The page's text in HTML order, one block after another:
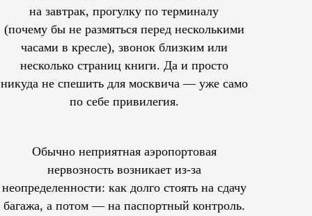
на завтрак, прогулку по терминалу
(почему бы не размяться перед несколькими
часами в кресле), звонок близким или
несколько страниц книги. Да и просто
никуда не спешить для москвича — уже само
по себе привилегия.
Обычно неприятная аэропортовая
нервозность возникает из-за
неопределенности: как долго стоять на сдачу
багажа, а потом — на паспортный контроль.